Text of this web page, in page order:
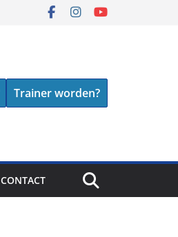
Trainer worden?
CONTACT